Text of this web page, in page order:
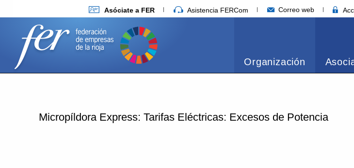
Asóciate a FER Asistencia FERCom Correo web
Organización
Micropíldora Express: Tarifas Eléctricas: Excesos de Potencia